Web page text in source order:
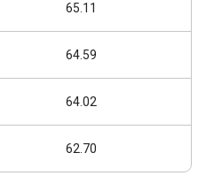
65.11
64.59
64.02
62.70